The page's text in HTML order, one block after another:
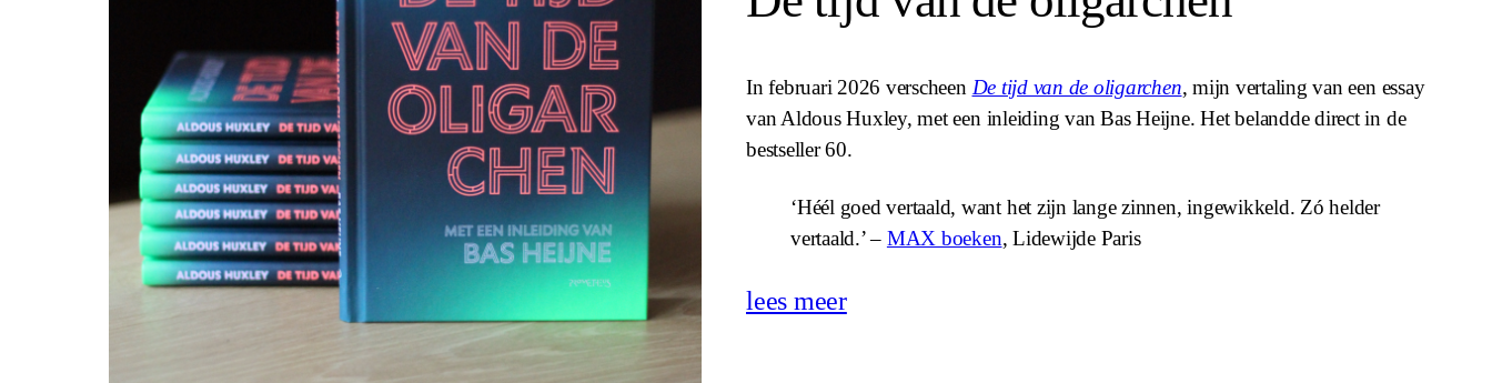
In februari 2026 verscheen De tijd van de oligarchen, mijn vertaling van een essay
van Aldous Huxley, met een inleiding van Bas Heijne. Het belandde direct in de
bestseller 60.
‘Héél goed vertaald, want het zijn lange zinnen, ingewikkeld. Zó helder
vertaald.’ – MAX boeken, Lidewijde Paris
lees meer